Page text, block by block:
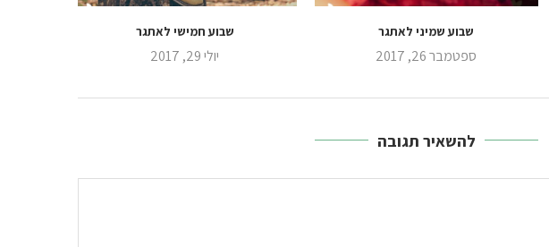
שבוע שמיני לאתגר
ספטמבר 26, 2017
שבוע חמישי לאתגר
יולי 29, 2017
להשאיר תגובה